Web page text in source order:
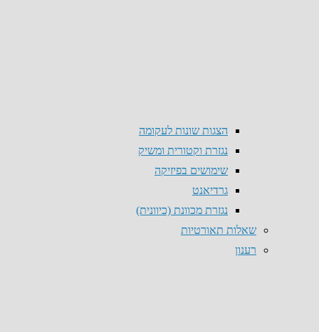
הצגות שונות לעקומה
נגזרת וקטורית ומשיק
שימושים בפיזיקה
גרדיאנט
נגזרת מכוונת (כיוונית)
שאלות תאורטיות
רענון